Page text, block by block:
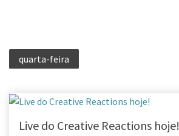
quarta-feira
Live do Creative Reactions hoje!